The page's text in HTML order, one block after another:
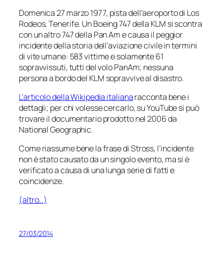
Domenica 27 marzo 1977, pista dell’aeroporto di Los
Rodeos, Tenerife. Un Boeing 747 della KLM si scontra
con un altro 747 della Pan Am e causa il peggior
incidente della storia dell’aviazione civile in termini
di vite umane: 583 vittime e solamente 61
sopravvissuti, tutti del volo PanAm; nessuna
persona a bordo del KLM sopravvive al disastro.
L’articolo della Wikipedia italianaracconta bene i
dettagli; per chi volesse cercarlo, su YouTube si può
trovare il documentario prodotto nel 2006 da
National Geographic.
Come riassume bene la frase di Stross, l’incidente
non è stato causato da un singolo evento, ma si è
verificato a causa di una lunga serie di fatti e
coincidenze.
(altro…)
27/03/2014